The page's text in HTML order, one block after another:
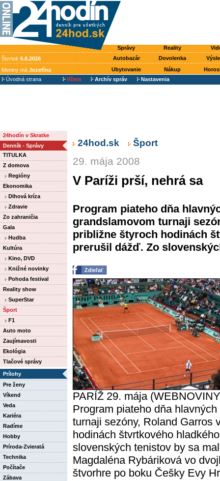
Správy Reality
Štvrtok 6.8.2026 Autobazár Dovolenka
Meniny má Jozefína Ubytovanie Nákup
Úvodná strana
Včera Archív správ Nastavenia
24hodín v Skratke
Denník - Správy
TITULKA
Z domova
Regióny
Ekonomika
Dlhová kríza
Zdravie
Zo zahraničia
Gala
Hudba
Kultúra
Kino, DVD
Knižné novinky
Pohoda festival
Reality show
SuperStar
Šport
F1
Auto moto
Zaujímavosti
Ekológia
Tlačové správy
Prílohy
Pre ženy
Víkend
Veda
Kariéra
Radíme
Hobby
Príroda-Zvieratá
Technika
Počítače
Zábava
24hod.sk Šport
29. mája 2008
V Paríži prší, nehrá sa
Program piateho dňa
grandslamovom turnaji
približne štyroch hodinách
prerušil dážď. Zo
Zdieľať
PARÍŽ 29. mája
Program piateho dňa
turnaji sezóny, Roland Garros
hodinách štvrtkového
slovenských tenistov by sa
Magdaléna Rybáriková vo
štvorhre po boku Češky Evy